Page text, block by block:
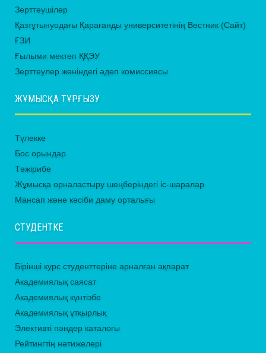
Зерттеушілер
Қазтұтынуодағы Қарағанды университетінің Вестник (Сайт)
ҒЗИ
Ғылыми мектеп ҚҚЭУ
Зерттеулер жөніндегі әдеп комиссиясы
ЖҰМЫСҚА ТҰРҒЫЗУ
Түлекке
Бос орындар
Тәжірибе
Жұмысқа орналастыру шеңберіндегі іс-шаралар
Мансап және кәсіби даму орталығы
СТУДЕНТКЕ
Бірінші курс студенттеріне арналған ақпарат
Академиялық саясат
Академиялық күнтізбе
Академиялық ұтқырлық
Элективті пәндер каталогы
Рейтингтің нәтижелері